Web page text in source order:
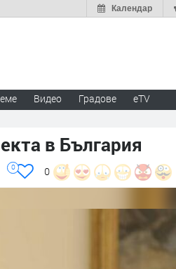
Календар
Видео Градове eTV
в България
0
0